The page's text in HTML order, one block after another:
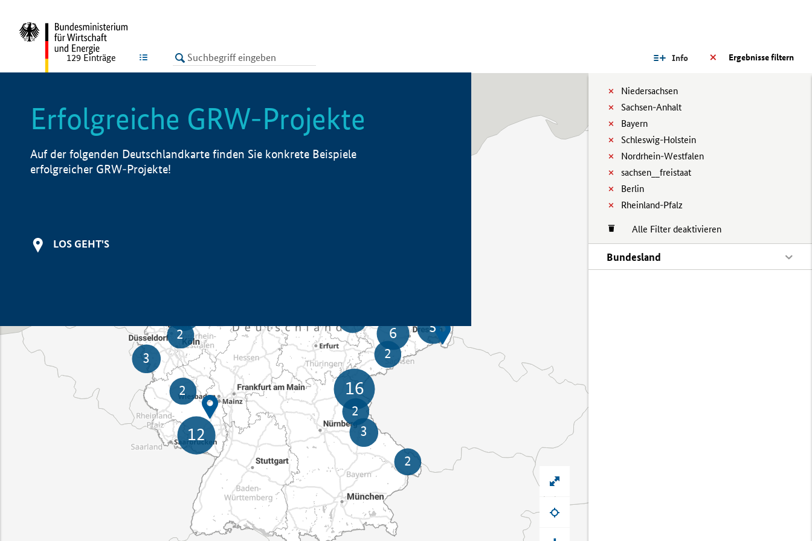
LISTE Ergebnisse filtern
Info
Niedersachsen
Sachsen-Anhalt
Bayern
Schleswig-Holstein
Nordrhein-Westfalen
sachsen__freistaat
Berlin
Rheinland-Pfalz
Alle Filter deaktivieren
Bundesland
129 Einträge
Erfolgreiche GRW-Projekte
Auf der folgenden Deutschlandkarte finden Sie konkrete Beispiele
erfolgreicher GRW-Projekte!
LOS GEHT'S